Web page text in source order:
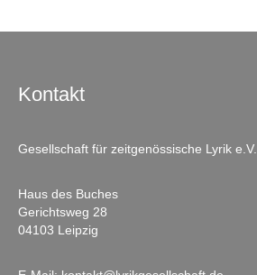
Kontakt
Gesellschaft für zeitgenössische Lyrik e.V.
Haus des Buches
Gerichtsweg 28
04103 Leipzig